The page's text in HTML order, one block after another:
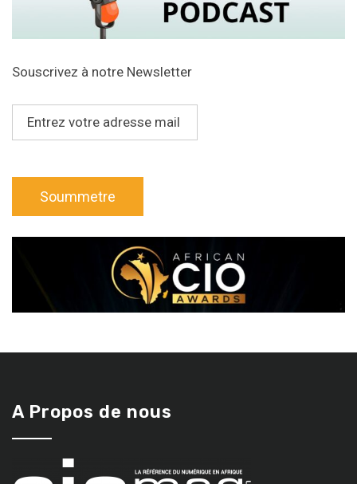
Souscrivez à notre Newsletter
A Propos de nous